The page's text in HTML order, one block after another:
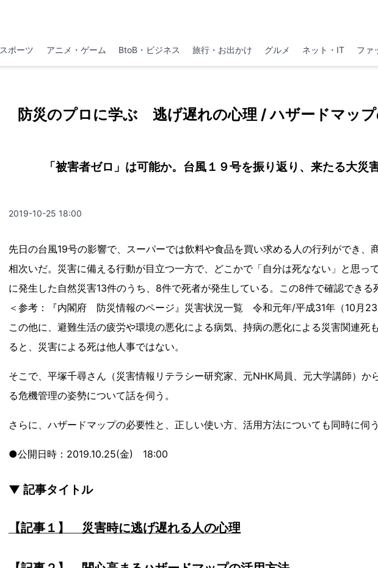
スポーツ アニメ・ゲーム BtoB・ビジネス 旅行・お出かけ グルメ ネット・IT ファ
防災のプロに学ぶ 逃げ遅れの心理 / ハザードマッ
「被害者ゼロ」は可能か。台風１９号を振り返り、来たる大災
2019-10-25 18:00
先日の台風19号の影響で、スーパーでは飲料や食品を買い求める人の行列ができ、
相次いだ。災害に備える行動が目立つ一方で、どこかで「自分は死なない」と思っ
に発生した自然災害13件のうち、8件で死者が発生している。この8件で確認できる
＜参考：『内閣府 防災情報のページ』災害状況一覧 令和元年/平成31年（10月
この他に、避難生活の疲労や環境の悪化による病気、持病の悪化による災害関連死
ると、災害による死は他人事ではない。
そこで、平塚千尋さん（災害情報リテラシー研究家、元NHK局員、元大学講師）か
る危機管理の姿勢について話を伺う。
さらに、ハザードマップの必要性と、正しい使い方、活用方法についても同時に伺う
●公開日時：2019.10.25(金) 18:00
▼ 記事タイトル
【記事１】 災害時に逃げ遅れる人の心理